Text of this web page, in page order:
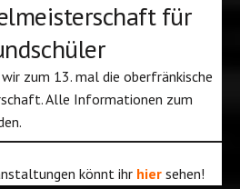
für
zum 13. mal die oberfränkische
Alle Informationen zum
könnt ihr hier sehen!